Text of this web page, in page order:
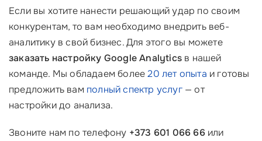
Если вы хотите нанести решающий удар по своим
конкурентам, то вам необходимо внедрить веб-
аналитику в свой бизнес. Для этого вы можете
заказать настройку Google Analytics в нашей
команде. Мы обладаем более20 лет опыта и готовы
предложить вам полный спектр услуг— от
настройки до анализа.
Звоните нам по телефону +373 601 066 66или